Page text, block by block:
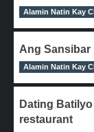
0
Alamin Natin Kay
Ang Sansibar
0
Alamin Natin Kay
Dating
restaurant